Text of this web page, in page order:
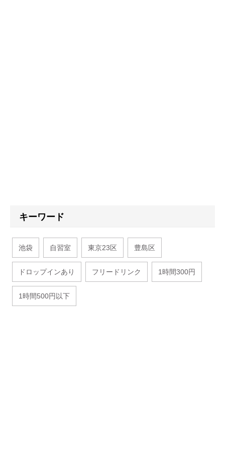
キーワード
池袋 自習室 東京23区 豊島区
ドロップインあり フリードリンク 1時間300円
1時間500円以下